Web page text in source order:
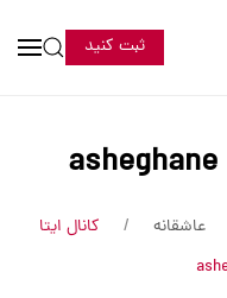
ثبت کنید
عاشقانه
کانال ایتا